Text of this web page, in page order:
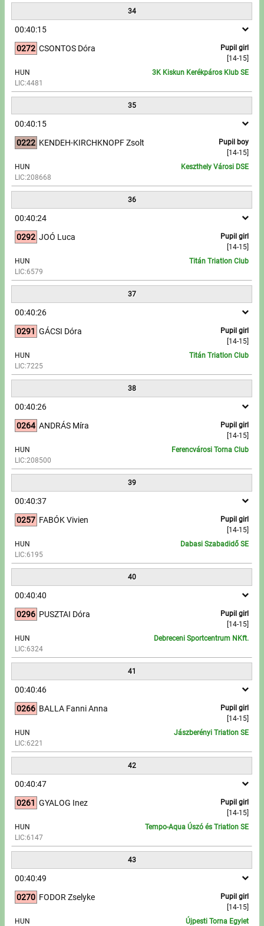
34
00:40:15
0272
Pupil girl
[14-15]
CSONTOS Dóra
HUN
LIC:4481
3K Kiskun Kerékpáros Klub SE
35
00:40:15
0222
Pupil boy
[14-15]
KENDEH-KIRCHKNOPF Zsolt
HUN
LIC:208668
Keszthely Városi DSE
36
00:40:24
0292
Pupil girl
[14-15]
JOÓ Luca
HUN
LIC:6579
Titán Triatlon Club
37
00:40:26
0291
Pupil girl
[14-15]
GÁCSI Dóra
HUN
LIC:7225
Titán Triatlon Club
38
00:40:26
0264
Pupil girl
[14-15]
ANDRÁS Míra
HUN
LIC:208500
Ferencvárosi Torna Club
39
00:40:37
0257
Pupil girl
[14-15]
FABÓK Vivien
HUN
LIC:6195
Dabasi Szabadidő SE
40
00:40:40
0296
Pupil girl
[14-15]
PUSZTAI Dóra
HUN
LIC:6324
Debreceni Sportcentrum NKft.
41
00:40:46
0266
Pupil girl
[14-15]
BALLA Fanni Anna
HUN
LIC:6221
Jászberényi Triatlon SE
42
00:40:47
0261
Pupil girl
[14-15]
GYALOG Inez
HUN
LIC:6147
Tempo-Aqua Úszó és Triatlon SE
43
00:40:49
0270
Pupil girl
[14-15]
FODOR Zselyke
HUN
Újpesti Torna Egylet